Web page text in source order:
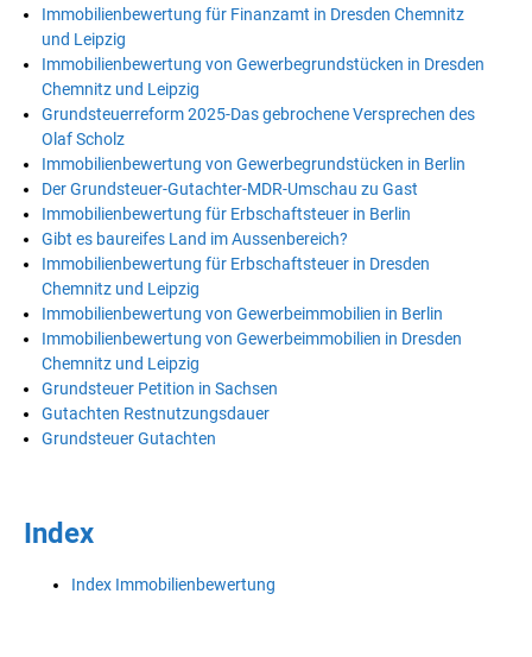
Immobilienbewertung für Finanzamt in Dresden Chemnitz
und Leipzig
Immobilienbewertung von Gewerbegrundstücken in Dresden
Chemnitz und Leipzig
Grundsteuerreform 2025-Das gebrochene Versprechen des
Olaf Scholz
Immobilienbewertung von Gewerbegrundstücken in Berlin
Der Grundsteuer-Gutachter-MDR-Umschau zu Gast
Immobilienbewertung für Erbschaftsteuer in Berlin
Gibt es baureifes Land im Aussenbereich?
Immobilienbewertung für Erbschaftsteuer in Dresden
Chemnitz und Leipzig
Immobilienbewertung von Gewerbeimmobilien in Berlin
Immobilienbewertung von Gewerbeimmobilien in Dresden
Chemnitz und Leipzig
Grundsteuer Petition in Sachsen
Gutachten Restnutzungsdauer
Grundsteuer Gutachten
Index
Index Immobilienbewertung